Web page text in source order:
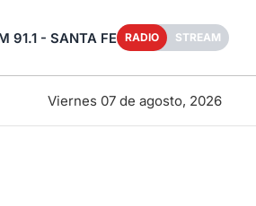
91.1 - SANTA FE RADIO STREAM
Viernes 07 de agosto, 2026